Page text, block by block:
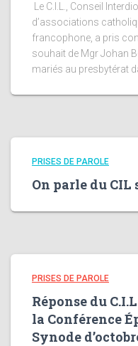
Le C.I.L., Conseil
d’associations
francophone, a pris
souhait de Mgr Johan
mariés au presbytérat
PRISES DE PAROLE
On parle du CIL
PRISES DE PAROLE
Réponse du
la Conférence
Synode